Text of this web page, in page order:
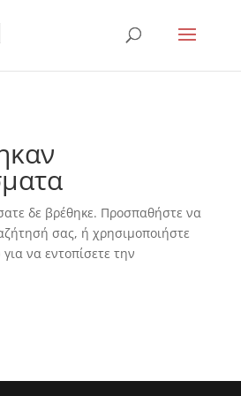
δε βρέθηκε. Προσπαθήστε να
σας, ή χρησιμοποιήστε
να εντοπίσετε την